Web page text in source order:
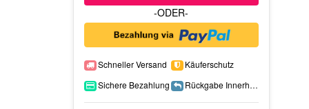
-ODER-
Schneller Versand
Käuferschutz
Sichere Bezahlung
Rückgabe Innerhalb 15 Tage